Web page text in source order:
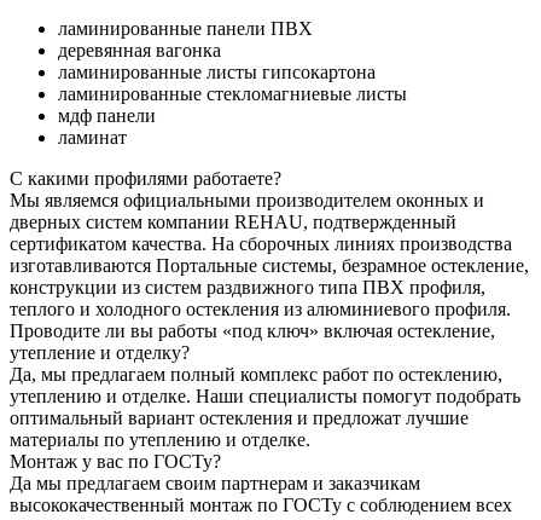
ламинированные панели ПВХ
деревянная вагонка
ламинированные листы гипсокартона
ламинированные стекломагниевые листы
мдф панели
ламинат
С какими профилями работаете?
Мы являемся официальными производителем оконных и
дверных систем компании REHAU, подтвержденный
сертификатом качества. На сборочных линиях производства
изготавливаются Портальные системы, безрамное остекление,
конструкции из систем раздвижного типа ПВХ профиля,
теплого и холодного остекления из алюминиевого профиля.
Проводите ли вы работы «под ключ» включая остекление,
утепление и отделку?
Да, мы предлагаем полный комплекс работ по остеклению,
утеплению и отделке. Наши специалисты помогут подобрать
оптимальный вариант остекления и предложат лучшие
материалы по утеплению и отделке.
Монтаж у вас по ГОСТу?
Да мы предлагаем своим партнерам и заказчикам
высококачественный монтаж по ГОСТу с соблюдением всех